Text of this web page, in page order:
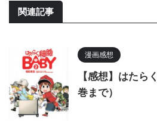
関連記事
漫画感想
【感想】はたら
巻まで）